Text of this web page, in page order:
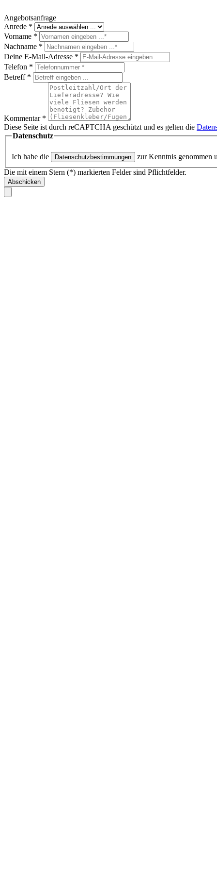
Angebotsanfrage
Anrede *
Vorname *
Nachname *
Deine E-Mail-Adresse *
Telefon *
Betreff *
Kommentar *
Diese Seite ist durch reCAPTCHA geschützt und es gelten die
Datenschutz
Ich habe die Datenschutzbestimmungen
zur Kenntnis genommen
Die mit einem Stern (*) markierten Felder sind Pflichtfelder.
Abschicken